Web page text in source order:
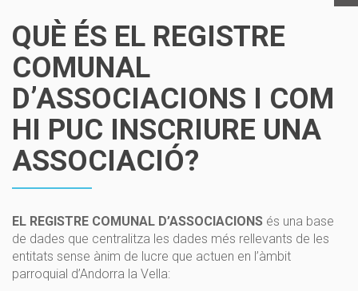
QUÈ ÉS EL REGISTRE
COMUNAL
D’ASSOCIACIONS I COM
HI PUC INSCRIURE UNA
ASSOCIACIÓ?
EL REGISTRE COMUNAL D’ASSOCIACIONS és una base
de dades que centralitza les dades més rellevants de les
entitats sense ànim de lucre que actuen en l’àmbit
parroquial d’Andorra la Vella: